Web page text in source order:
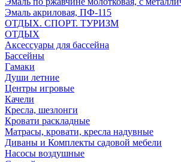
Эмаль акриловая, ПФ-115
ОТДЫХ. СПОРТ. ТУРИЗМ
ОТДЫХ
Аксессуары для бассейна
Бассейны
Гамаки
Души летние
Центры игровые
Качели
Кресла, шезлонги
Кровати раскладные
Матрасы, кровати, кресла надувные
Диваны и Комплекты садовой мебели
Насосы воздушные